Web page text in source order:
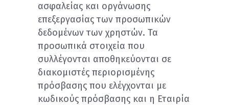
ασφαλείας και οργάνωσης
επεξεργασίας των προσωπικών
δεδομένων των χρηστών. Τα
προσωπικά στοιχεία που
συλλέγονται αποθηκεύονται σε
διακομιστές περιορισμένης
πρόσβασης που ελέγχονται με
κωδικούς πρόσβασης και η Εταιρία